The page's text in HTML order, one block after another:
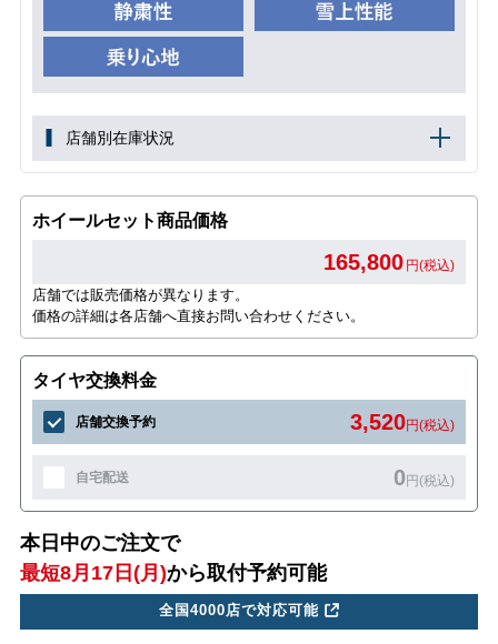
店舗別在庫状況
ホイールセット商品価格
165,800 円(税込)
店舗では販売価格が異なります。
価格の詳細は各店舗へ直接お問い合わせください。
タイヤ交換料金
店舗交換予約 3,520円(税込)
自宅配送 0円(税込)
本日中のご注文で
最短8月17日(月)から取付予約可能
全国4000店で対応可能